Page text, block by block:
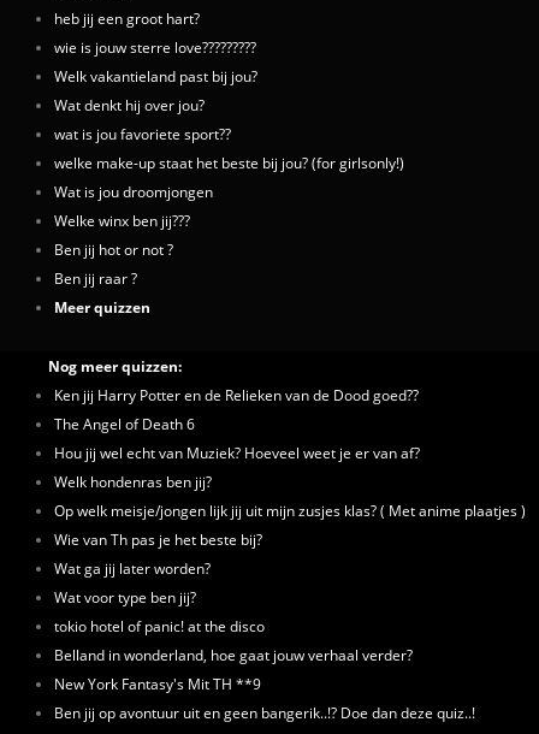
heb jij een groot hart?
wie is jouw sterre love?????????
Welk vakantieland past bij jou?
Wat denkt hij over jou?
wat is jou favoriete sport??
welke make-up staat het beste bij jou? (for girlsonly!)
Wat is jou droomjongen
Welke winx ben jij???
Ben jij hot or not ?
Ben jij raar ?
Meer quizzen
Nog meer quizzen:
Ken jij Harry Potter en de Relieken van de Dood goed??
The Angel of Death 6
Hou jij wel echt van Muziek? Hoeveel weet je er van af?
Welk hondenras ben jij?
Op welk meisje/jongen lijk jij uit mijn zusjes klas? ( Met anime plaatjes )
Wie van Th pas je het beste bij?
Wat ga jij later worden?
Wat voor type ben jij?
tokio hotel of panic! at the disco
Belland in wonderland, hoe gaat jouw verhaal verder?
New York Fantasy's Mit TH **9
Ben jij op avontuur uit en geen bangerik..!? Doe dan deze quiz..!